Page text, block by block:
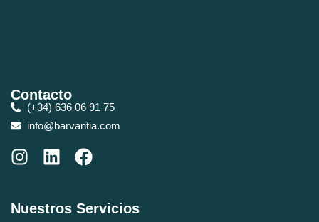
Contacto
(+34) 636 06 91 75
info@barvantia.com
Nuestros Servicios